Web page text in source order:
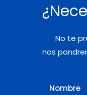
No te
nos
Nombre *